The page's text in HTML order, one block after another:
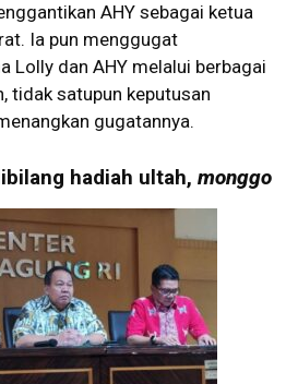
AHY sebagai ketua
Ia pun menggugat
Lolly dan AHY melalui berbagai
tidak satupun keputusan
gugatannya.
hadiah ultah, monggo